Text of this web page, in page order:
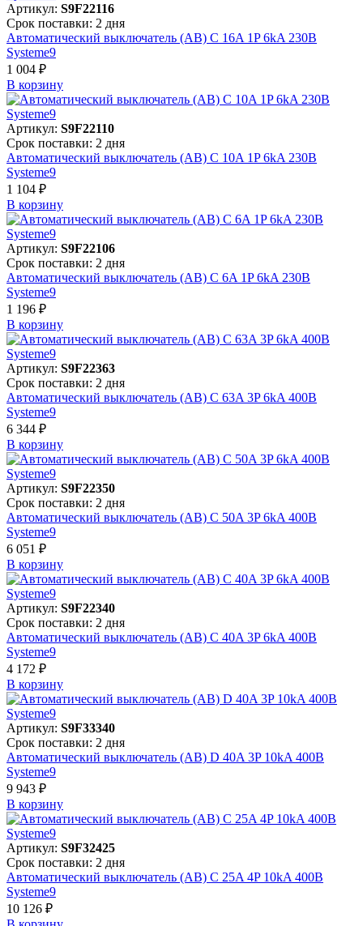
Артикул: S9F22116
Срок поставки: 2 дня
Автоматический выключатель (АВ) C 16A 1P 6kA 230В
Systeme9
1 004 ₽
В корзинy
Артикул: S9F22110
Срок поставки: 2 дня
Автоматический выключатель (АВ) C 10A 1P 6kA 230В
Systeme9
1 104 ₽
В корзинy
Артикул: S9F22106
Срок поставки: 2 дня
Автоматический выключатель (АВ) C 6A 1P 6kA 230В
Systeme9
1 196 ₽
В корзинy
Артикул: S9F22363
Срок поставки: 2 дня
Автоматический выключатель (АВ) C 63A 3P 6kA 400В
Systeme9
6 344 ₽
В корзинy
Артикул: S9F22350
Срок поставки: 2 дня
Автоматический выключатель (АВ) C 50A 3P 6kA 400В
Systeme9
6 051 ₽
В корзинy
Артикул: S9F22340
Срок поставки: 2 дня
Автоматический выключатель (АВ) C 40A 3P 6kA 400В
Systeme9
4 172 ₽
В корзинy
Артикул: S9F33340
Срок поставки: 2 дня
Автоматический выключатель (АВ) D 40A 3P 10kA 400В
Systeme9
9 943 ₽
В корзинy
Артикул: S9F32425
Срок поставки: 2 дня
Автоматический выключатель (АВ) C 25A 4P 10kA 400В
Systeme9
10 126 ₽